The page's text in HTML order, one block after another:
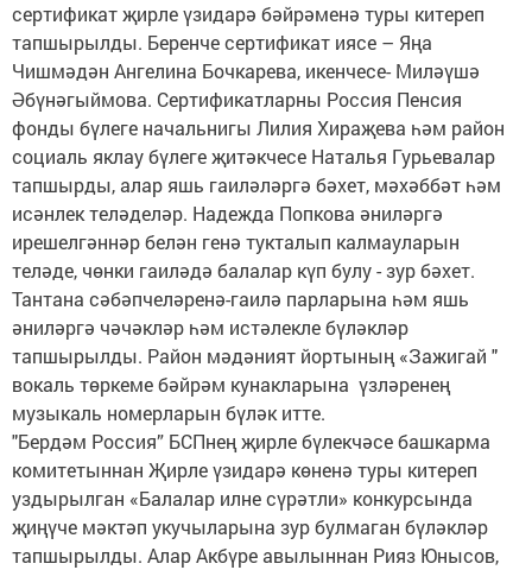
сертификат җирле үзидарә бәйрәменә туры китереп
тапшырылды. Беренче сертификат иясе – Яңа
Чишмәдән Ангелина Бочкарева, икенчесе- Миләүшә
Әбүнәгыймова. Сертификатларны Россия Пенсия
фонды бүлеге начальнигы Лилия Хираҗева һәм район
социаль яклау бүлеге җитәкчесе Наталья Гурьевалар
тапшырды, алар яшь гаиләләргә бәхет, мәхәббәт һәм
исәнлек теләделәр. Надежда Попкова әниләргә
ирешелгәннәр белән генә тукталып калмауларын
теләде, чөнки гаиләдә балалар күп булу - зур бәхет.
Тантана сәбәпчеләренә-гаилә парларына һәм яшь
әниләргә чәчәкләр һәм истәлекле бүләкләр
тапшырылды. Район мәдәният йортының «Зажигай "
вокаль төркеме бәйрәм кунакларына үзләренең
музыкаль номерларын бүләк итте.
"Бердәм Россия” БСПнең җирле бүлекчәсе башкарма
комитетыннан Җирле үзидарә көненә туры китереп
уздырылган «Балалар илне сүрәтли» конкурсында
җиңүче мәктәп укучыларына зур булмаган бүләкләр
тапшырылды. Алар Акбүре авылыннан Рияз Юнысов,